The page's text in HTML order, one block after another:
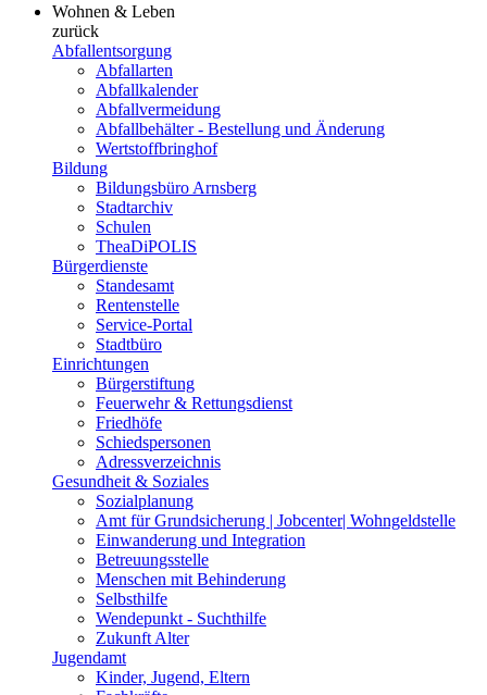
Wohnen & Leben
zurück
Abfallentsorgung
Abfallarten
Abfallkalender
Abfallvermeidung
Abfallbehälter - Bestellung und Änderung
Wertstoffbringhof
Bildung
Bildungsbüro Arnsberg
Stadtarchiv
Schulen
TheaDiPOLIS
Bürgerdienste
Standesamt
Rentenstelle
Service-Portal
Stadtbüro
Einrichtungen
Bürgerstiftung
Feuerwehr & Rettungsdienst
Friedhöfe
Schiedspersonen
Adressverzeichnis
Gesundheit & Soziales
Sozialplanung
Amt für Grundsicherung | Jobcenter| Wohngeldstelle
Einwanderung und Integration
Betreuungsstelle
Menschen mit Behinderung
Selbsthilfe
Wendepunkt - Suchthilfe
Zukunft Alter
Jugendamt
Kinder, Jugend, Eltern